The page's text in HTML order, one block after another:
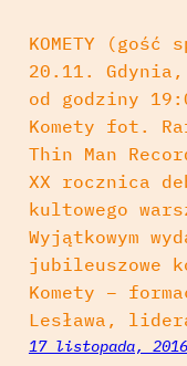
KOMETY
20.11.
od godziny
Komety fot.
Thin Man
XX rocznica
kultowego
Wyjątkowym
jubileuszowe
Komety –
Lesława,
17 listopada, 2016